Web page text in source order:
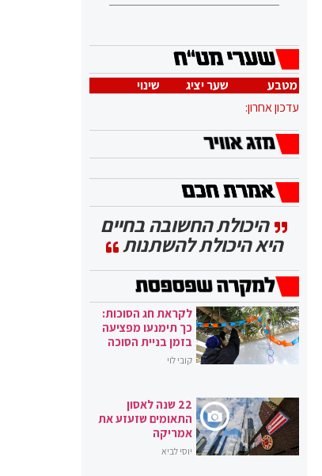
מטבע שער יציג
שינוי
עדכון אחרון:
היכולת החשובה בחיים
היא היכולת להשתנות
לקראת חג הסוכות:
כך תימנעו מפציעה
בזמן בניית הסוכה
קובי לוי
22 שנה לאסון
התאומים שזעזע את
אמריקה
יוסי לביא